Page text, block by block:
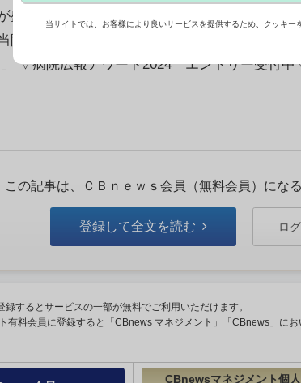
盛り込まれ、使いやすさを意識した導線と親
院のWEBサイトは他の病 院にも負けていない
▽病院広報アワード2024 エントリー受付
この記事は、ＣＢｎｅｗｓ会員（無料会員）にな
登録して全文を読む ロ
するとサービスの一部が無料でご利用いただけます。
有料会員に登録すると「CBnews マネジメント」「CBnews」にお
CBnewsマネジメント個
当サイトでは、お客様により良いサービスを提供するため、クッキ